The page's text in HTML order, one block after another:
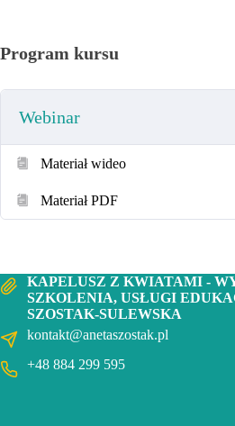
by dostosować wymagania edukacyjne
Adresaci szkolenia: nauczyciele
specjalnego.Czas trwania: 1h 32min
Program kursu
Webinar
Materiał wideo
Materiał PDF
KAPELUSZ Z KWIATAMI -
SZKOLENIA, USŁUGI
SZOSTAK-SULEWSKA
kontakt@anetaszostak.pl
+48 884 299 595